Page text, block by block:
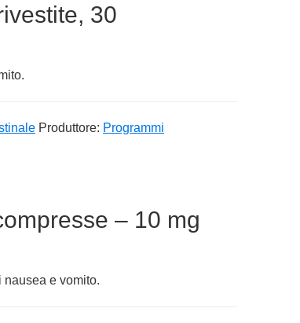
30
Produttore: Programmi
– 10 mg
e vomito.